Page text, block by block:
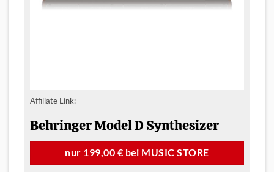
Affiliate Link:
Behringer Model D Synthesizer
nur 199,00 € bei MUSIC STORE